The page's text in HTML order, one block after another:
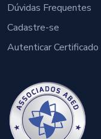
Dúvidas Frequentes
Cadastre-se
Autenticar Certificado